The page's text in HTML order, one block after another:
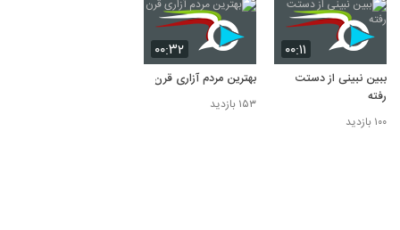
۰۰:۱۱
ببین نبینی از دستت
رفته
۱۰۰ بازدید
۰۰:۳۲
بهترین مردم آزاری قرن
۱۵۳ بازدید